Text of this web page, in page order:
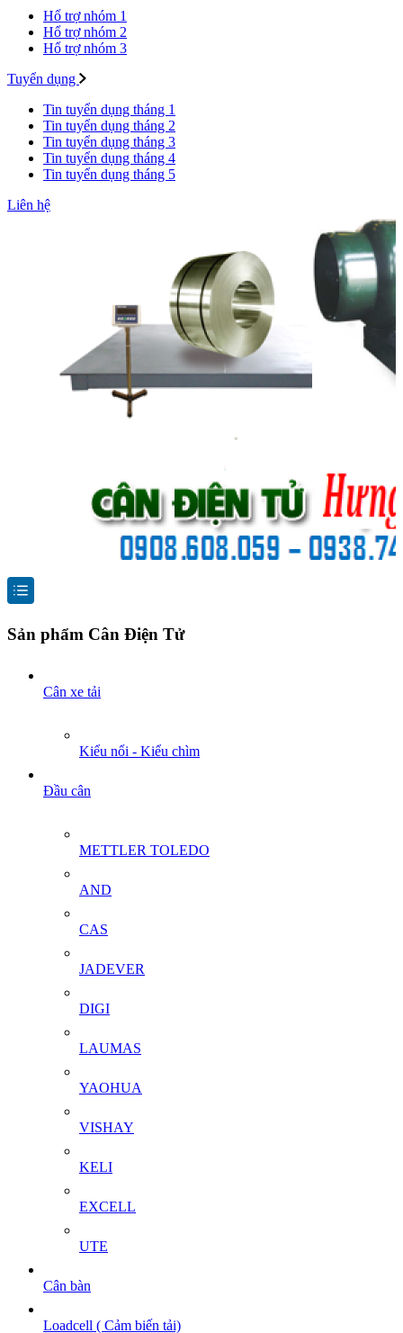
Hổ trợ nhóm 1
Hổ trợ nhóm 2
Hổ trợ nhóm 3
Tuyển dụng
Tin tuyển dụng tháng 1
Tin tuyển dụng tháng 2
Tin tuyển dụng tháng 3
Tin tuyển dụng tháng 4
Tin tuyển dụng tháng 5
Liên hệ
Sản phẩm Cân Điện Tử
Cân xe tải
Kiểu nổi - Kiểu chìm
Đầu cân
METTLER TOLEDO
AND
CAS
JADEVER
DIGI
LAUMAS
YAOHUA
VISHAY
KELI
EXCELL
UTE
Cân bàn
Loadcell ( Cảm biến tải)